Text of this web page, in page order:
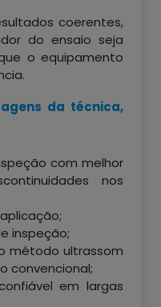
coerentes,
do ensaio seja
o equipamento
da técnica,
com melhor
nos
inspeção;
método ultrassom
convencional;
em largas